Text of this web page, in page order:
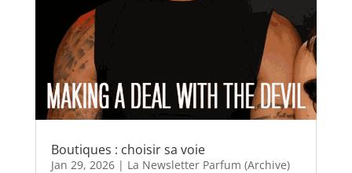
Boutiques : choisir sa voie
Jan 29, 2026| La Newsletter Parfum (Archive)